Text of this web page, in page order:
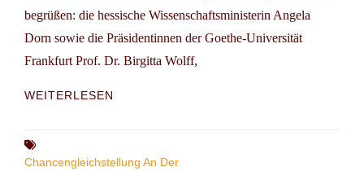
begrüßen: die hessische Wissenschaftsministerin Angela
Dorn sowie die Präsidentinnen der Goethe-Universität
Frankfurt Prof. Dr. Birgitta Wolff,
WEITERLESEN
IN
Chancengleichstellung An Der